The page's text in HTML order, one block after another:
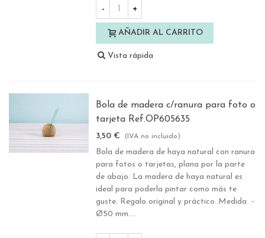
- +
AÑADIR AL CARRITO
Vista rápida
Bola de madera c/ranura para foto o
tarjeta Ref.OP605635
3,50 € (IVA no incluido)
Bola de madera de haya natural con ranura
para fotos o tarjetas, plana por la parte
de abajo. La madera de haya natural es
ideal para poderla pintar como más te
guste. Regalo original y práctico..Medida -
Ø50 mm....